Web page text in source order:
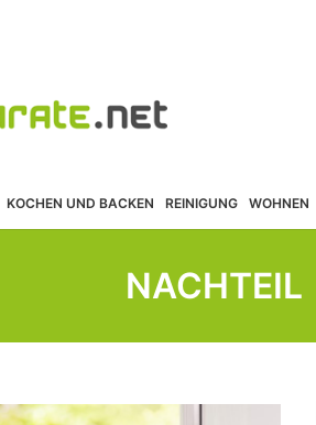
KOCHEN UND BACKEN REINIGUNG WOHNEN
NACHTEIL